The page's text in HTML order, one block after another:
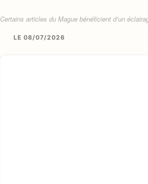
Certains articles du Mague bénéficient d’un
LE 08/07/2026